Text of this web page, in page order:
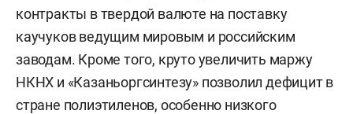
контракты в твердой валюте на поставку
каучуков ведущим мировым и российским
заводам. Кроме того, круто увеличить маржу
НКНХ и «Казаньоргсинтезу» позволил дефицит в
стране полиэтиленов, особенно низкого